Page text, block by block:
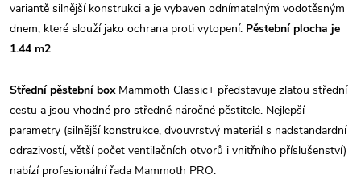
variantě silnější konstrukci a je vybaven odnímatelným vodotěsným
dnem, které slouží jako ochrana proti vytopení. Pěstební plocha je
1.44 m2.
Střední pěstební box Mammoth Classic+ představuje zlatou střední
cestu a jsou vhodné pro středně náročné pěstitele. Nejlepší
parametry (silnější konstrukce, dvouvrstvý materiál s nadstandardní
odrazivostí, větší počet ventilačních otvorů i vnitřního příslušenství)
nabízí profesionální řada Mammoth PRO.